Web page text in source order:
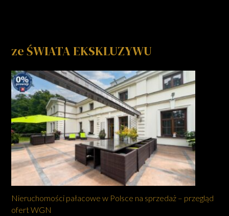
ze ŚWIATA EKSKLUZYWU
Nieruchomości pałacowe w Polsce na sprzedaż – przegląd
ofert WGN